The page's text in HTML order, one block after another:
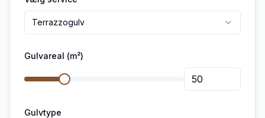
Terrazzogulv
Gulvareal (m²)
Gulvtype